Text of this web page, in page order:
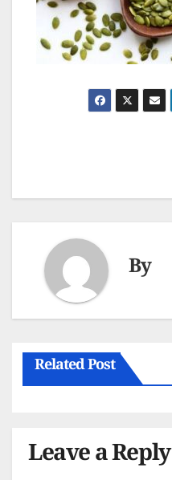
By
Related Post
Leave a Reply